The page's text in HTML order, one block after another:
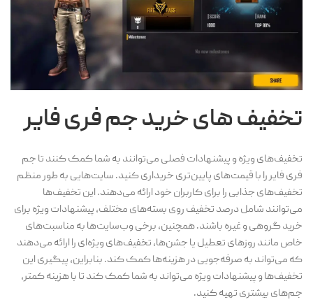
تخفیف های خرید جم فری فایر
تخفیف‌های ویژه و پیشنهادات فصلی می‌توانند به شما کمک کنند تا جم
فری فایر را با قیمت‌های پایین‌تری خریداری کنید. سایت‌هایی به طور منظم
تخفیف‌های جذابی را برای کاربران خود ارائه می‌دهند. این تخفیف‌ها
می‌توانند شامل درصد تخفیف روی بسته‌های مختلف، پیشنهادات ویژه برای
خرید گروهی و غیره باشند. همچنین، برخی وب‌سایت‌ها به مناسبت‌های
خاص مانند روزهای تعطیل یا جشن‌ها، تخفیف‌های ویژه‌ای را ارائه می‌دهند
که می‌تواند به صرفه‌جویی در هزینه‌ها کمک کند. بنابراین، پیگیری این
تخفیف‌ها و پیشنهادات ویژه می‌تواند به شما کمک کند تا با هزینه کمتر،
جم‌های بیشتری تهیه کنید.